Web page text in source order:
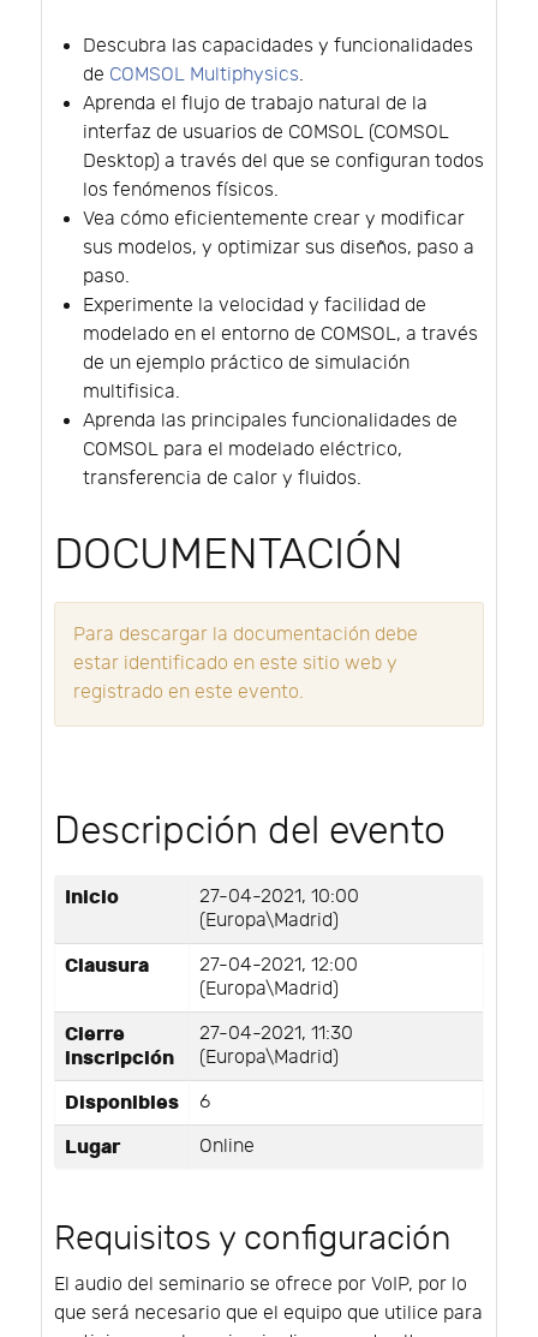
Descubra las capacidades y funcionalidades
de COMSOL Multiphysics.
Aprenda el flujo de trabajo natural de la
interfaz de usuarios de COMSOL (COMSOL
Desktop) a través del que se configuran todos
los fenómenos físicos.
Vea cómo eficientemente crear y modificar
sus modelos, y optimizar sus diseños, paso a
paso.
Experimente la velocidad y facilidad de
modelado en el entorno de COMSOL, a través
de un ejemplo práctico de simulación
multifisica.
Aprenda las principales funcionalidades de
COMSOL para el modelado eléctrico,
transferencia de calor y fluidos.
DOCUMENTACIÓN
Para descargar la documentación debe
estar identificado en este sitio web y
registrado en este evento.
Descripción del evento
Inicio
27-04-2021, 10:00
(Europa\Madrid)
Clausura
27-04-2021, 12:00
(Europa\Madrid)
Cierre
inscripción
27-04-2021, 11:30
(Europa\Madrid)
Disponibles 6
Lugar Online
Requisitos y configuración
El audio del seminario se ofrece por VoIP, por lo
que será necesario que el equipo que utilice para